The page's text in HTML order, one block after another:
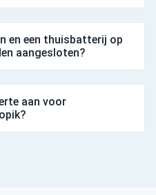
en een thuisbatterij op
aangesloten?
aan voor